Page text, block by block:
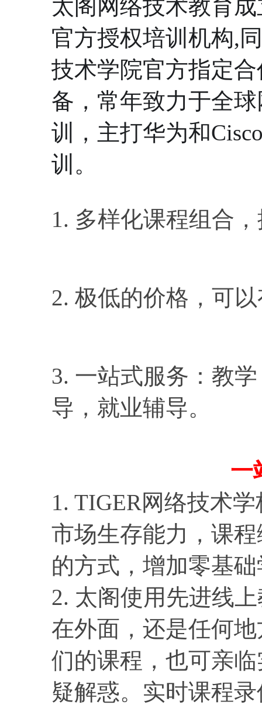
太阁网络技术教育
官方授权培训机构,
技术学院官方指定
备，常年致力于全
训，主打华为和
训。
1. 多样化课程组合
2. 极低的价格，可
3. 一站式服务：教
导，就业辅导。
一
1. TIGER网络技术
市场生存能力，课
的方式，增加零基
2. 太阁使用先进线
在外面，还是任何
们的课程，也可亲
疑解惑。实时课程